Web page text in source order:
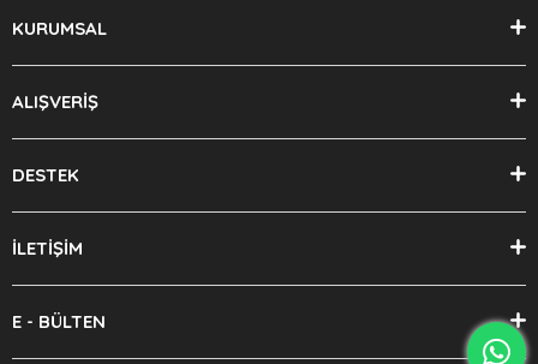
KURUMSAL
ALIŞVERİŞ
DESTEK
İLETİŞİM
E - BÜLTEN